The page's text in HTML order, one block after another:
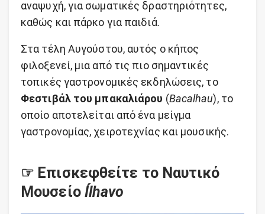
αναψυχή, για σωματικές δραστηριότητες,
καθώς και πάρκο για παιδιά.
Στα τέλη Αυγούστου, αυτός ο κήπος
φιλοξενεί, μια από τις πιο σημαντικές
τοπικές γαστρονομικές εκδηλώσεις, το
Φεστιβάλ του μπακαλιάρου (Bacalhau), το
οποίο αποτελείται από ένα μείγμα
γαστρονομίας, χειροτεχνίας και μουσικής.
☞ Επισκεφθείτε το Ναυτικό
Μουσείο Ílhavo